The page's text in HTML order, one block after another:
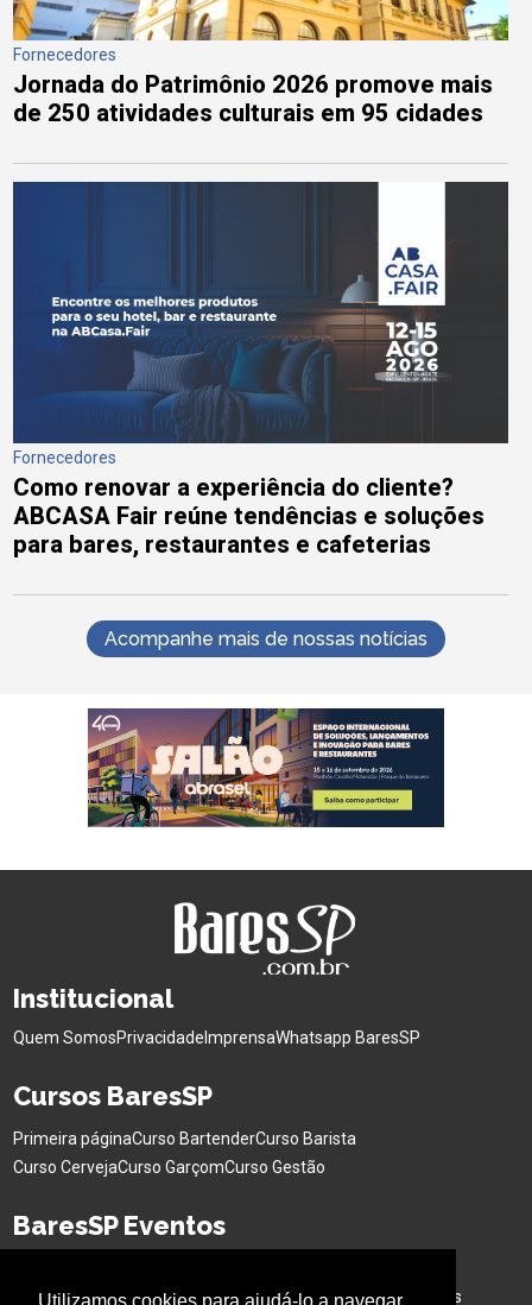
Utilizamos cookies para ajudá-lo a navegar
Fornecedores
Jornada do Patrimônio 2026 promove mais
de 250 atividades culturais em 95 cidades
Fornecedores
Como renovar a experiência do cliente?
ABCASA Fair reúne tendências e soluções
para bares, restaurantes e cafeterias
Acompanhe mais de nossas notícias
Institucional
Quem SomosPrivacidade ImprensaWhatsapp BaresSP
Cursos BaresSP
Primeira páginaCurso BartenderCurso Barista
Curso CervejaCurso GarçomCurso Gestão
BaresSP Eventos
Cervejas EspeciaisWorkshops InterativoBuffet para Eventos